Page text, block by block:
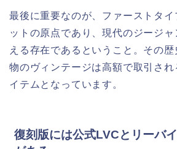
最後に重要なのが、ファーストタ
ットの原点であり、現代のジージ
える存在であるということ。その
物のヴィンテージは高額で取引さ
イテムとなっています。
復刻版には公式LVCとリーバ